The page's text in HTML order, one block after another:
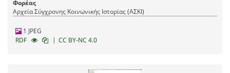
Φορέας
Αρχεία Σύγχρονης Κοινωνικής Ιστορίας (ΑΣΚΙ)
1 JPEG
RDF
| CC BY-NC 4.0